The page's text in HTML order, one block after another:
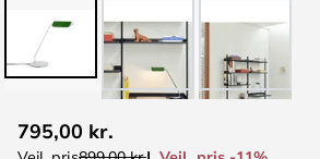
til795,00 kr.